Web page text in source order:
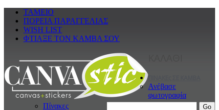
ΤΑΜΕΙΟ
ΠΟΡΕΙΑ ΠΑΡΑΓΓΕΛΙΑΣ
WISH LIST
ΦΤΙΑΞΕ ΤΟΝ ΚΑΜΒΑ ΣΟΥ
Ανέβασε
φωτογραφία
Πίνακες